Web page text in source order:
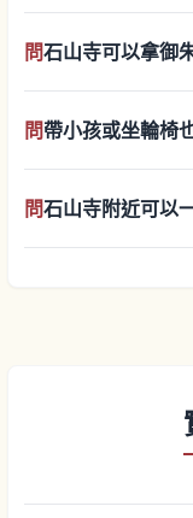
問石山寺可以拿御
問帶小孩或坐輪椅
問石山寺附近可以